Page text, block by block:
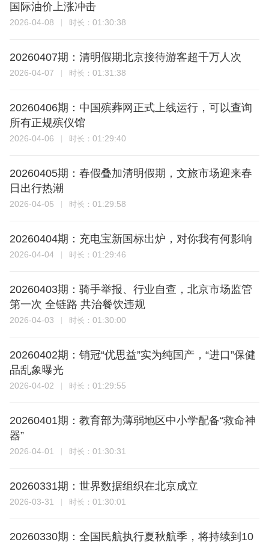
国际油价上涨冲击
2026-04-08 时长： 01:30:38
20260407期：清明假期北京接待游客超千万人次
2026-04-07 时长： 01:31:38
20260406期：中国殡葬网正式上线运行，可以查询
所有正规殡仪馆
2026-04-06 时长： 01:29:40
20260405期：春假叠加清明假期，文旅市场迎来春
日出行热潮
2026-04-05 时长： 01:29:58
20260404期：充电宝新国标出炉，对你我有何影响
2026-04-04 时长： 01:29:46
20260403期：骑手举报、行业自查，北京市场监管
第一次 全链路 共治餐饮违规
2026-04-03 时长： 01:30:00
20260402期：销冠“优思益”实为纯国产，“进口”保健
品乱象曝光
2026-04-02 时长： 01:29:55
20260401期：教育部为薄弱地区中小学配备“救命神
器”
2026-04-01 时长： 01:30:31
20260331期：世界数据组织在北京成立
2026-03-31 时长： 01:30:01
20260330期：全国民航执行夏秋航季，将持续到10